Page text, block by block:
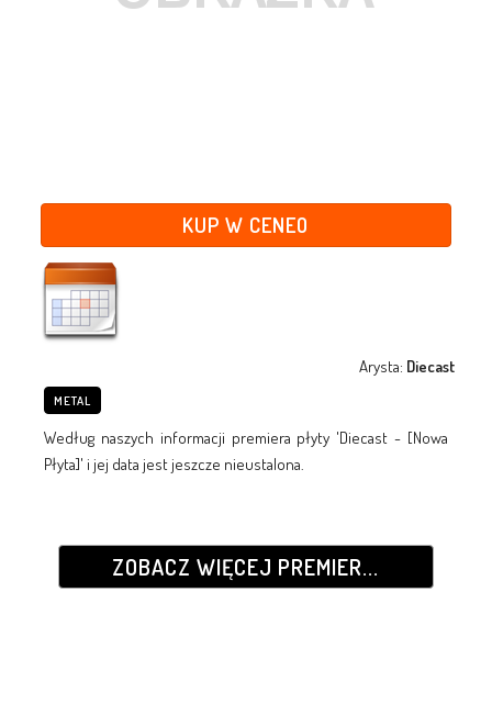
KUP W CENEO
Arysta: Diecast
METAL
Według naszych informacji premiera płyty 'Diecast - [Nowa
Płyta]' i jej data jest jeszcze nieustalona.
ZOBACZ WIĘCEJ PREMIER...